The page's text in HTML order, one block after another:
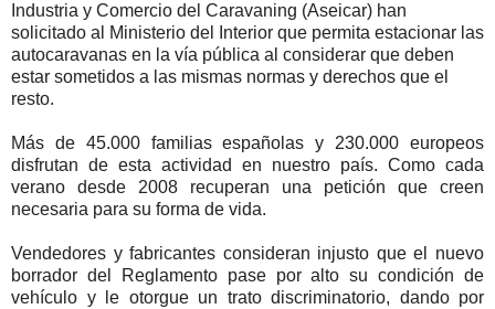
Industria y Comercio del Caravaning (Aseicar) han
solicitado al Ministerio del Interior que permita estacionar las
autocaravanas en la vía pública al considerar que deben
estar sometidos a las mismas normas y derechos que el
resto.
Más de 45.000 familias españolas y 230.000 europeos
disfrutan de esta actividad en nuestro país. Como cada
verano desde 2008 recuperan una petición que creen
necesaria para su forma de vida.
Vendedores y fabricantes consideran injusto que el nuevo
borrador del Reglamento pase por alto su condición de
vehículo y le otorgue un trato discriminatorio, dando por